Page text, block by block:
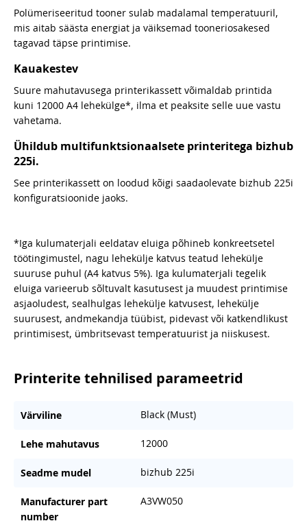
Polümeriseeritud tooner sulab madalamal temperatuuril,
mis aitab säästa energiat ja väiksemad tooneriosakesed
tagavad täpse printimise.
Kauakestev
Suure mahutavusega printerikassett võimaldab printida
kuni 12000 A4 lehekülge*, ilma et peaksite selle uue vastu
vahetama.
Ühildub multifunktsionaalsete printeritega bizhub
225i.
See printerikassett on loodud kõigi saadaolevate bizhub 225i
konfiguratsioonide jaoks.
*Iga kulumaterjali eeldatav eluiga põhineb konkreetsetel
töötingimustel, nagu lehekülje katvus teatud lehekülje
suuruse puhul (A4 katvus 5%). Iga kulumaterjali tegelik
eluiga varieerub sõltuvalt kasutusest ja muudest printimise
asjaoludest, sealhulgas lehekülje katvusest, lehekülje
suurusest, andmekandja tüübist, pidevast või katkendlikust
printimisest, ümbritsevast temperatuurist ja niiskusest.
Printerite tehnilised parameetrid
Värviline Black (Must)
Lehe mahutavus 12000
Seadme mudel bizhub 225i
Manufacturer part
number
A3VW050